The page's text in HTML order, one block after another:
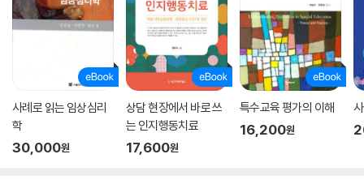
사례로 읽는 임상심리
학
30,000원
상담 현장에서 바로 쓰
는 인지행동치료
17,600원
특수교육 평가의 이해
16,200원